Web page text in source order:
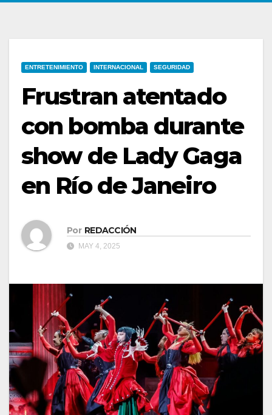
ENTRETENIMIENTO INTERNACIONAL SEGURIDAD
Frustran atentado
con bomba durante
show de Lady Gaga
en Río de Janeiro
Por REDACCIÓN
MAY 4, 2025